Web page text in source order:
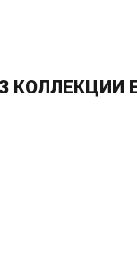
КОЛЛЕКЦИИ